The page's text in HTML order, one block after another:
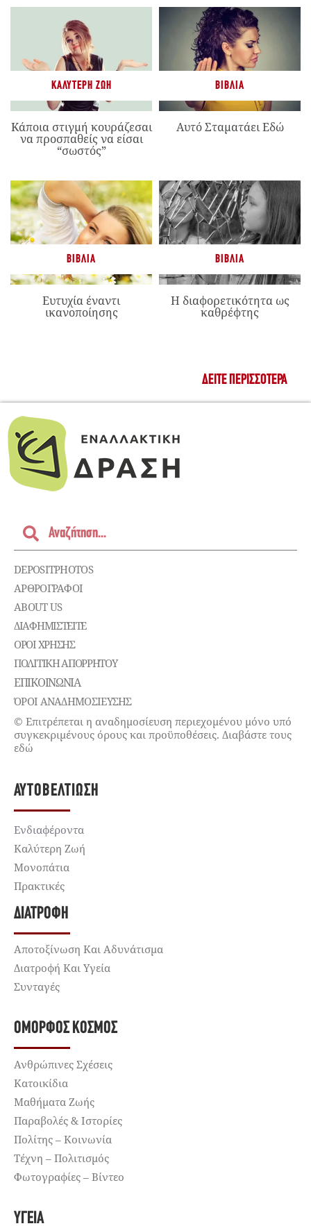
ΚΑΛΎΤΕΡΗ ΖΩΉ
Κάποια στιγμή κουράζεσαι
να προσπαθείς να είσαι
“σωστός”
ΒΙΒΛΊΑ
Αυτό Σταματάει Εδώ
ΒΙΒΛΊΑ
Ευτυχία έναντι
ικανοποίησης
ΒΙΒΛΊΑ
Η διαφορετικότητα ως
καθρέφτης
ΔΕΊΤΕ ΠΕΡΙΣΣΌΤΕΡΑ
DEPOSITPHOTOS
ΑΡΘΡΟΓΡΑΦΟΙ
ABOUT US
ΔΙΑΦΗΜΙΣΤΕΊΤΕ
ΌΡΟΙ ΧΡΉΣΗΣ
ΠΟΛΙΤΙΚΉ ΑΠΟΡΡΉΤΟΥ
ΕΠΙΚΟΙΝΩΝΊΑ
ΌΡΟΙ ΑΝΑΔΗΜΟΣΙΕΥΣΗΣ
© Επιτρέπεται η αναδημοσίευση περιεχομένου μόνο υπό
συγκεκριμένους όρους και προϋποθέσεις. Διαβάστε τους
εδώ
ΑΥΤΟΒΕΛΤΊΩΣΗ
Ενδιαφέροντα
Καλύτερη Ζωή
Μονοπάτια
Πρακτικές
ΔΙΑΤΡΟΦΉ
Αποτοξίνωση Και Αδυνάτισμα
Διατροφή Και Υγεία
Συνταγές
ΌΜΟΡΦΟΣ ΚΌΣΜΟΣ
Ανθρώπινες Σχέσεις
Κατοικίδια
Μαθήματα Ζωής
Παραβολές & Ιστορίες
Πολίτης – Κοινωνία
Τέχνη – Πολιτισμός
Φωτογραφίες – Βίντεο
ΥΓΕΊΑ